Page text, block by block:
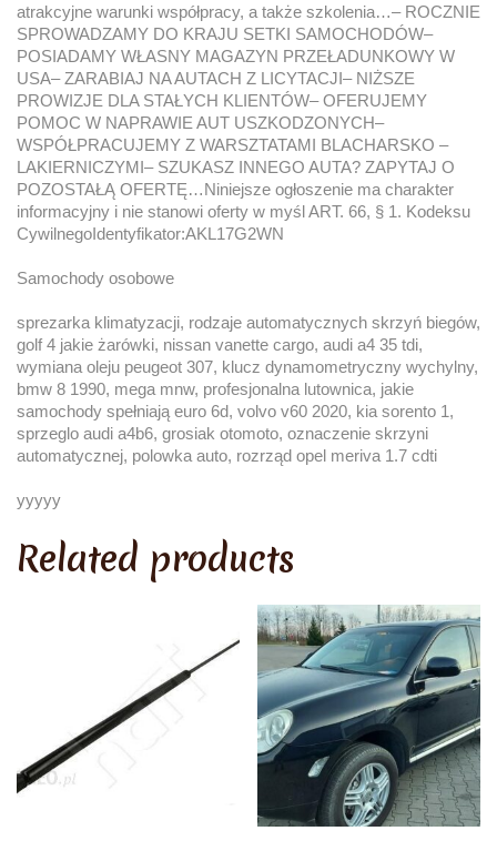
atrakcyjne warunki współpracy, a także szkolenia…– ROCZNIE
SPROWADZAMY DO KRAJU SETKI SAMOCHODÓW–
POSIADAMY WŁASNY MAGAZYN PRZEŁADUNKOWY W
USA– ZARABIAJ NA AUTACH Z LICYTACJI– NIŻSZE
PROWIZJE DLA STAŁYCH KLIENTÓW– OFERUJEMY
POMOC W NAPRAWIE AUT USZKODZONYCH–
WSPÓŁPRACUJEMY Z WARSZTATAMI BLACHARSKO –
LAKIERNICZYMI– SZUKASZ INNEGO AUTA? ZAPYTAJ O
POZOSTAŁĄ OFERTĘ…Niniejsze ogłoszenie ma charakter
informacyjny i nie stanowi oferty w myśl ART. 66, § 1. Kodeksu
CywilnegoIdentyfikator:AKL17G2WN
Samochody osobowe
sprezarka klimatyzacji, rodzaje automatycznych skrzyń biegów,
golf 4 jakie żarówki, nissan vanette cargo, audi a4 35 tdi,
wymiana oleju peugeot 307, klucz dynamometryczny wychylny,
bmw 8 1990, mega mnw, profesjonalna lutownica, jakie
samochody spełniają euro 6d, volvo v60 2020, kia sorento 1,
sprzeglo audi a4b6, grosiak otomoto, oznaczenie skrzyni
automatycznej, polowka auto, rozrząd opel meriva 1.7 cdti
yyyyy
Related products